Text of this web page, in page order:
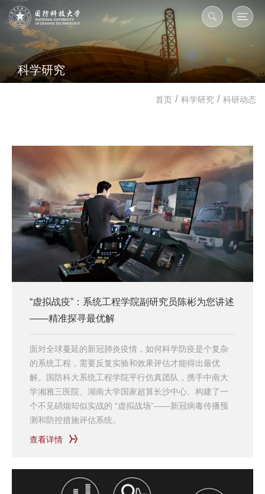
科学研究
首页 / 科学研究 / 科研动态
“虚拟战疫”：系统工程学院副研究员陈彬为您讲述
——精准探寻最优解
面对全球蔓延的新冠肺炎疫情，如何科学防疫是个复杂
的系统工程，需要反复实验和效果评估才能得出最优
解。国防科大系统工程学院平行仿真团队，携手中南大
学湘雅三医院、湖南大学国家超算长沙中心、构建了一
个不见硝烟却似实战的 “虚拟战场”——新冠病毒传播预
测和防控措施评估系统。
查看详情